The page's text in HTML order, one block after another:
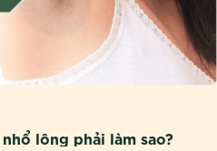
lông phải làm sao?